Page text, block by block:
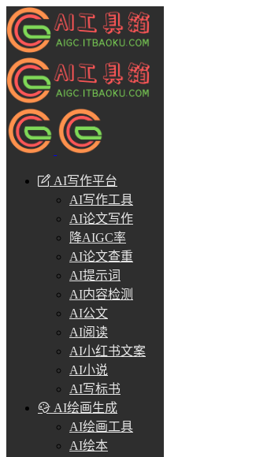
AI写作平台
AI写作工具
AI论文写作
降AIGC率
AI论文查重
AI提示词
AI内容检测
AI公文
AI阅读
AI小红书文案
AI小说
AI写标书
AI绘画生成
AI绘画工具
AI绘本